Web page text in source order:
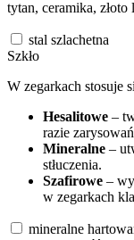
tytan, ceramika,
stal szlachetna
Szkło
W zegarkach stosuje
Hesalitowe –
razie
Mineralne –
stłuczenia.
Szafirowe –
w zegarkach
mineralne